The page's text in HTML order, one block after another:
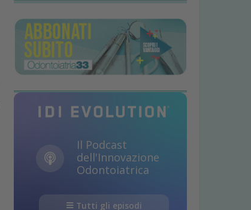
Il Podcast
dell'Innovazione
Odontoiatrica
Tutti gli episodi